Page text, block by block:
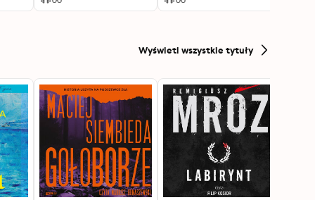
Wyświetl wszystkie tytuły